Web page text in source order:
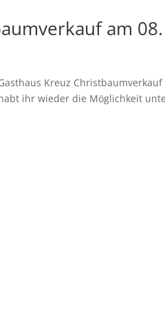
am
Kreuz
ihr wieder die Möglichkeit